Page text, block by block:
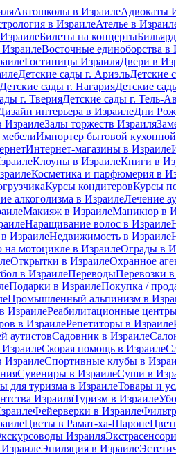
Автошколы в ИзраилеАдвокаты
в ИзраилеАтелье в
Билеты на концерты
Восточные единоборства в
Гостиницы ИзраиляДвери в
Детские сады г. АриэльДетские
Детские сады г. НагарияДетские
г. ТверияДетские сады г. Тель-
интерьера в ИзраилеДни
ИзраилеЗалы торжеств Израиля
Импортер бытовой
Интернет-магазины в Израиле
Клоуны в ИзраилеКниги в
Косметика и парфюмерия в
Курсы кондитеровКурсы
алкоголизма в ИзраилеЛечение
Макияж в ИзраилеМаникюр в
Наращивание волос в Израиле
ИзраилеНедвижимость в Израиле
мотоцикле в ИзраилеОграды в
Открытки в ИзраилеОхранное
в ИзраилеПереводыПеревозки
Подарки в ИзраилеПокупка /
Промышленный альпинизм в
ИзраилеРеабилитационные
в ИзраилеРепетиторы в Израиле
аутистовСадовник в Израиле
Скорая помощь в Израиле
ИзраилеСпортивные клубы в
Сувениры в ИзраилеСуши в
для туризма в ИзраилеТовары и
ИзраиляТуризм в Израиле
Фейерверки в Израиле
Цветы в Рамат-ха-Шароне
Израиля
Эпиляция в Израиле